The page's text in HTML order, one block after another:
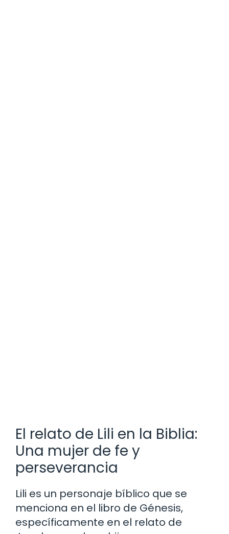
El relato de Lili en la Biblia:
Una mujer de fe y
perseverancia
Lili es un personaje bíblico que se
menciona en el libro de Génesis,
específicamente en el relato de